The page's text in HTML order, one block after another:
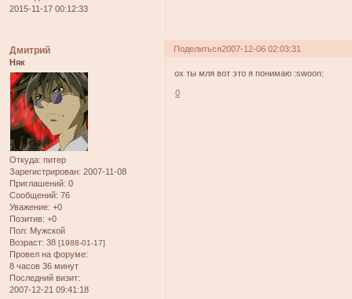
2015-11-17 00:12:33
Поделиться2007-12-06 02:03:31
Дмитрий
Няк
Откуда: питер
Зарегистрирован: 2007-11-08
Приглашений: 0
Сообщений: 76
Уважение: +0
Позитив: +0
Пол: Мужской
Возраст: 38 [1988-01-17]
Провел на форуме:
8 часов 36 минут
Последний визит:
2007-12-21 09:41:18
ох ты мля вот это я понимаю :swoon:
0